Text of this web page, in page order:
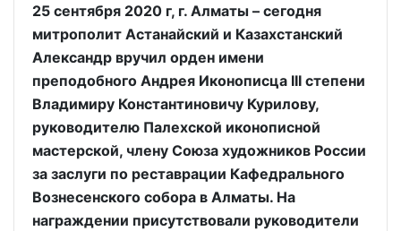
25 сентября 2020 г, г. Алматы – сегодня
митрополит Астанайский и Казахстанский
Александр вручил орден имени
преподобного Андрея Иконописца III степени
Владимиру Константиновичу Курилову,
руководителю Палехской иконописной
мастерской, члену Союза художников России
за заслуги по реставрации Кафедрального
Вознесенского собора в Алматы. На
награждении присутствовали руководители